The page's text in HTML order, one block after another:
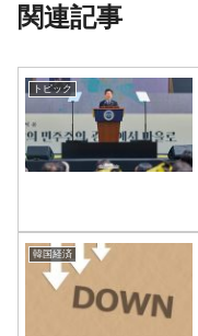
関連記事
トピック
韓国経済